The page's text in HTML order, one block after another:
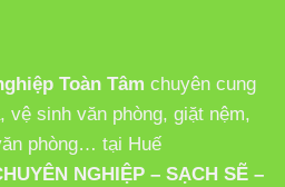
Toàn Tâm chuyên cung
vệ sinh văn phòng, giặt nệm,
phòng… tại Huế
NGHIỆP – SẠCH SẼ –